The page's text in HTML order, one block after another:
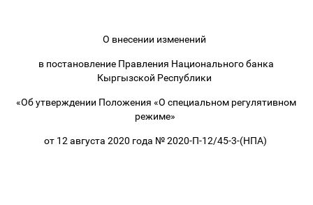
О внесении изменений
в постановление Правления Национального банка
Кыргызской Республики
«Об утверждении Положения «О специальном регулятивном
режиме»
от 12 августа 2020 года № 2020-П-12/45-3-(НПА)